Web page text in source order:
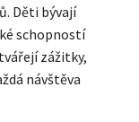
Děti bývají
schopností
zážitky,
návštěva